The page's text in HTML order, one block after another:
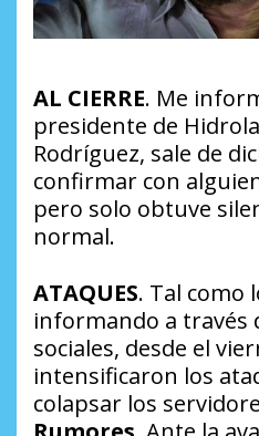
AL CIERRE. Me
presidente de
Rodríguez, sale de
confirmar con
pero solo obtuve
normal.
ATAQUES. Tal como
informando a través
sociales, desde el
intensificaron los
colapsar los